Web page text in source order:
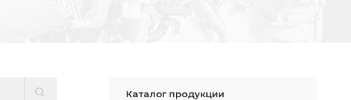
Каталог продукции